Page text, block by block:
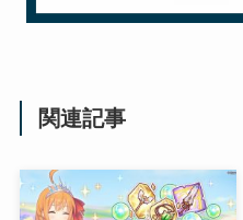
関連記事